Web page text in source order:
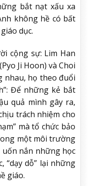
bắt nạt xấu xa
không hề có bất
dục.
cộng sự: Lim Han
Ji Hoon) và Choi
nhau, họ theo đuổi
Để những kẻ bắt
quả mình gây ra,
trách nhiệm cho
mà tổ chức bảo
một môi trường
uốn nắn những học
“dạy dỗ” lại những
giáo.